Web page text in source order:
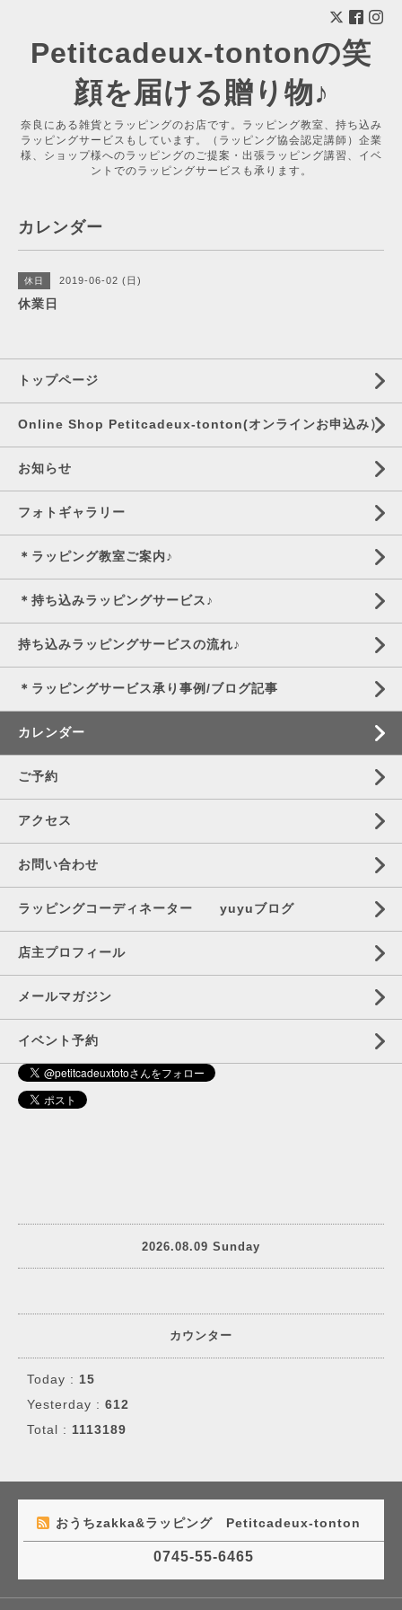
Petitcadeux-tontonの笑
顔を届ける贈り物♪
奈良にある雑貨とラッピングのお店です。ラッピング教室、持ち込み
ラッピングサービスもしています。（ラッピング協会認定講師）企業
様、ショップ様へのラッピングのご提案・出張ラッピング講習、イベ
ントでのラッピングサービスも承ります。
カレンダー
休日 2019-06-02 (日)
休業日
トップページ
Online Shop Petitcadeux-tonton(オンラインお申込み）
お知らせ
フォトギャラリー
＊ラッピング教室ご案内♪
＊持ち込みラッピングサービス♪
持ち込みラッピングサービスの流れ♪
＊ラッピングサービス承り事例/ブログ記事
カレンダー
ご予約
アクセス
お問い合わせ
ラッピングコーディネーター yuyuブログ
店主プロフィール
メールマガジン
イベント予約
2026.08.09 Sunday
カウンター
Today : 15
Yesterday : 612
Total : 1113189
おうちzakka&ラッピング Petitcadeux-tonton
0745-55-6465